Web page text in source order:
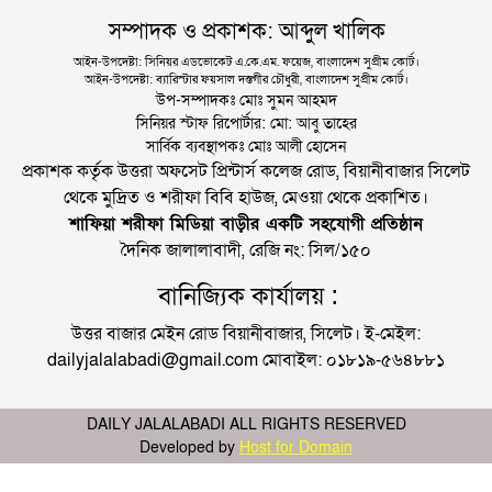
সম্পাদক ও প্রকাশক: আব্দুল খালিক
আইন-উপদেষ্টা: সিনিয়র এডভোকেট এ.কে.এম. ফয়েজ, বাংলাদেশ সুপ্রীম কোর্ট।
আইন-উপদেষ্টা: ব্যারিস্টার ফয়সাল দস্তগীর চৌধুরী, বাংলাদেশ সুপ্রীম কোর্ট।
উপ-সম্পাদকঃ মোঃ সুমন আহমদ
সিনিয়র স্টাফ রিপোর্টার: মো: আবু তাহের
সার্বিক ব্যবস্থাপকঃ মোঃ আলী হোসেন
প্রকাশক কর্তৃক উত্তরা অফসেট প্রিন্টার্স কলেজ রোড, বিয়ানীবাজার সিলেট
থেকে মুদ্রিত ও শরীফা বিবি হাউজ, মেওয়া থেকে প্রকাশিত।
শাফিয়া শরীফা মিডিয়া বাড়ীর একটি সহযোগী প্রতিষ্ঠান
দৈনিক জালালাবাদী, রেজি নং: সিল/১৫০
বানিজ্যিক কার্যালয় :
উত্তর বাজার মেইন রোড বিয়ানীবাজার, সিলেট। ই-মেইল:
dailyjalalabadi@gmail.com মোবাইল: ০১৮১৯-৫৬৪৮৮১
DAILY JALALABADI ALL RIGHTS RESERVED
Developed by Host for Domain